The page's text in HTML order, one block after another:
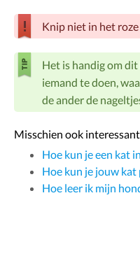
Knip niet in het
Het is handig om
iemand te doen,
de ander de
Misschien ook
Hoe kun je een kat
Hoe kun je jouw kat
Hoe leer ik mijn